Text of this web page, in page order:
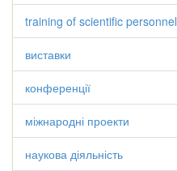
training of scientific personnel
виставки
конференції
міжнародні проекти
наукова діяльність